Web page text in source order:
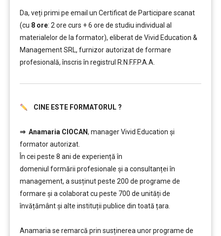
Da, veți primi pe email un Certificat de Participare scanat
(cu 8 ore: 2 ore curs + 6 ore de studiu individual al
materialelor de la formator), eliberat de Vivid Education &
Management SRL, furnizor autorizat de formare
profesională, înscris în registrul R.N.F.F.P.A.A.
CINE ESTE FORMATORUL ?
⇒ Anamaria CIOCAN, manager Vivid Education și
formator autorizat.
În cei peste 8 ani de experiență în
domeniul formării profesionale și a consultanței în
management, a susținut peste 200 de programe de
formare și a colaborat cu peste 700 de unități de
învățământ şi alte instituții publice din toată țara.
Anamaria se remarcă prin susținerea unor programe de